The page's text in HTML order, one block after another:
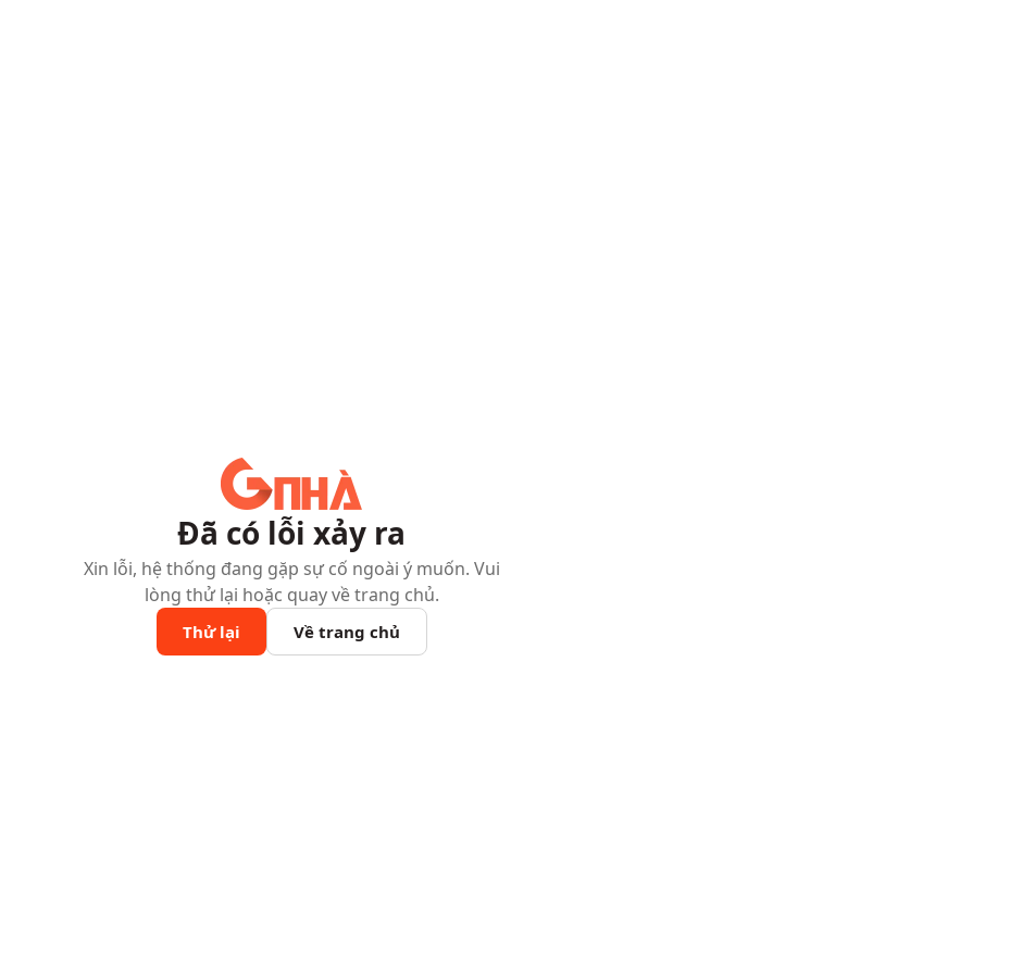
Đã có lỗi xảy ra
Xin lỗi, hệ thống đang gặp sự cố ngoài ý muốn. Vui
lòng thử lại hoặc quay về trang chủ.
Thử lại Về trang chủ